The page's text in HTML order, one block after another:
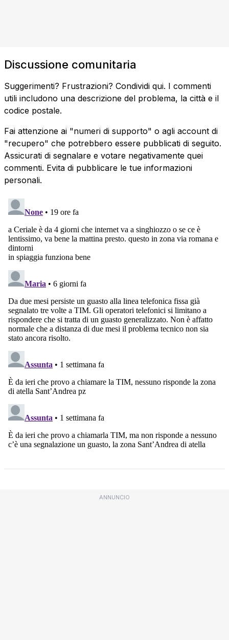
Discussione comunitaria
Suggerimenti? Frustrazioni? Condividi qui. I commenti
utili includono una descrizione del problema, la città e il
codice postale.
Fai attenzione ai "numeri di supporto" o agli account di
"recupero" che potrebbero essere pubblicati di seguito.
Assicurati di segnalare e votare negativamente quei
commenti. Evita di pubblicare le tue informazioni
personali.
ANNUNCIO